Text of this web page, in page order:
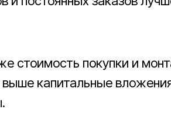
стоимость покупки и
капитальные